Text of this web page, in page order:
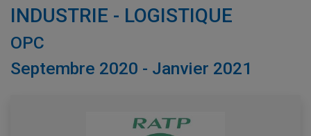
INDUSTRIE - LOGISTIQUE
OPC
Septembre 2020 - Janvier 2021